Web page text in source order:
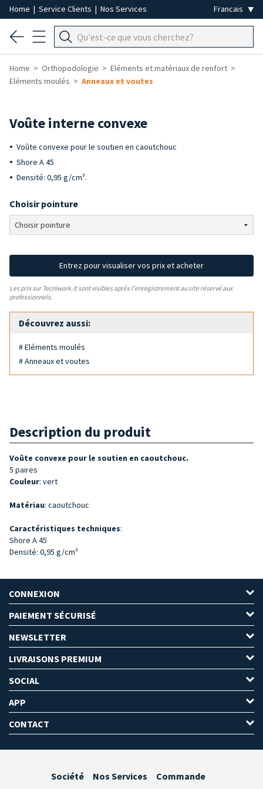
Home | Service Clients | Nos Services
Home Orthopodologie
Eléments et matériaux de renfort
Eléments moulés
Anneaux et voutes
Voûte interne convexe
Voûte convexe pour le soutien en caoutchouc
Shore A 45
Densité: 0,95 g/cm³.
Choisir pointure
Entrez pour visualiser vos prix et acheter
Les prix sur Tecniwork.it sont visibles après l'enregistrement au site réservé aux
professionnels.
Découvrez aussi:
# Eléments moulés
# Anneaux et voutes
Description du produit
Voûte convexe pour le soutien en caoutchouc.
5 paires
Couleur: vert
Matériau: caoutchouc
Caractéristiques techniques:
Shore A 45
Densité: 0,95 g/cm³
CONNEXION
PAIEMENT SÉCURISÉ
NEWSLETTER
LIVRAISONS PREMIUM
SOCIAL
APP
CONTACT
Société Nos Services
Commande